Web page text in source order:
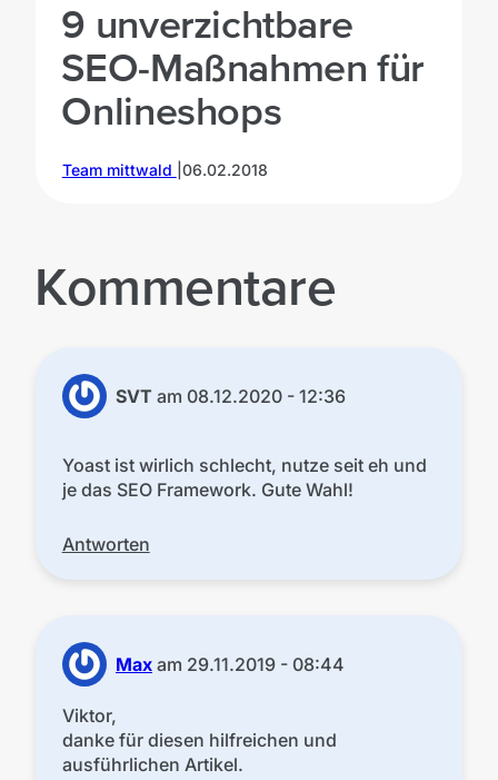
9 unverzichtbare
SEO-Maßnahmen für
Onlineshops
Team mittwald 06.02.2018
Kommentare
SVT am 08.12.2020 - 12:36
Yoast ist wirlich schlecht, nutze seit eh und
je das SEO Framework. Gute Wahl!
Antworten
Max am 29.11.2019 - 08:44
Viktor,
danke für diesen hilfreichen und
ausführlichen Artikel.